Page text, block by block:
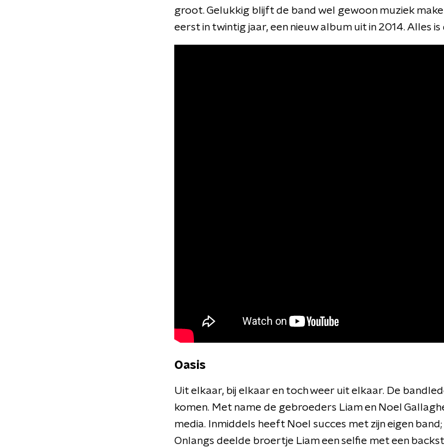
groot. Gelukkig blijft de band wel gewoon muziek
eerst in twintig jaar, een nieuw album uit in 2014. Alles
Oasis
Uit elkaar, bij elkaar en toch weer uit elkaar. De
komen. Met name de gebroeders Liam en Noel
media. Inmiddels heeft Noel succes met zijn eigen
Onlangs deelde broertje Liam een selfie met een